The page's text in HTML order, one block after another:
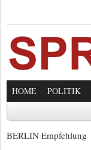
HOME POLITIK
BERLIN Empfehlung